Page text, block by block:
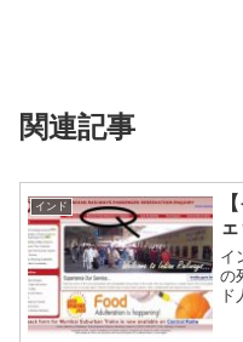
関連記事
インド
イ
の
ド